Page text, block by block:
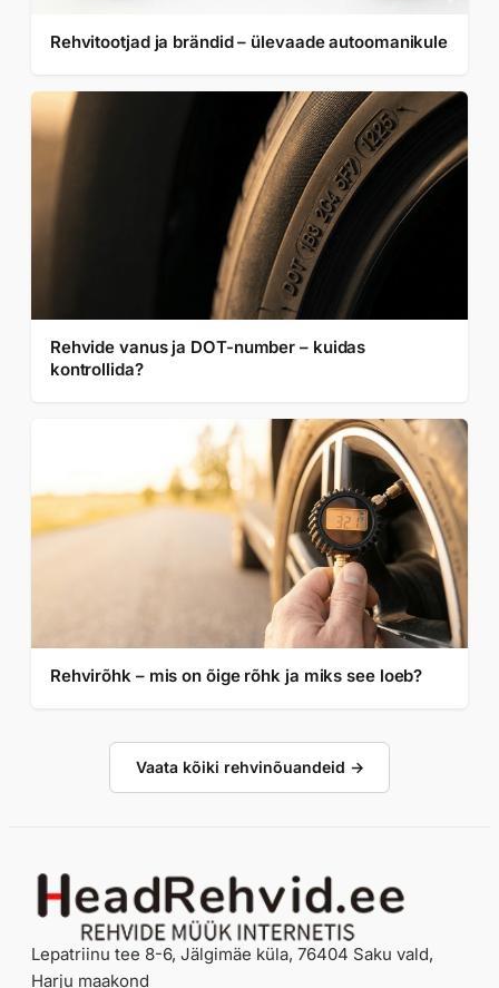
Rehvitootjad ja brändid – ülevaade autoomanikule
Rehvide vanus ja DOT-number – kuidas
kontrollida?
Rehvirõhk – mis on õige rõhk ja miks see loeb?
Vaata kõiki rehvinõuandeid →
Lepatriinu tee 8-6, Jälgimäe küla, 76404 Saku vald,
Harju maakond